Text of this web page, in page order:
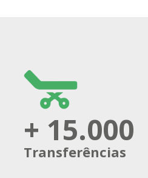
+ 15.000
Transferências